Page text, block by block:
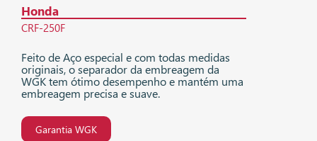
Honda
CRF-250F
Feito de Aço especial e com todas medidas
originais, o separador da embreagem da
WGK tem ótimo desempenho e mantém uma
embreagem precisa e suave.
Garantia WGK